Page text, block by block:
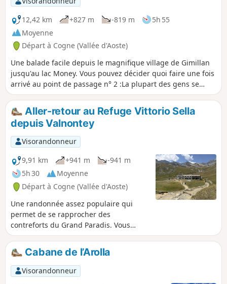
12,42 km
+827 m -819 m
5h 55
Moyenne
Départ à Cogne (Vallée d'Aoste)
Une balade facile depuis le magnifique village de Gimillan
jusqu'au lac Money. Vous pouvez décider quoi faire une fois
arrivé au point de passage n° 2 :La plupart des gens se
rendent à pied aux Laghi di Lussert, qui sont également
très beaux, mais cela représente une heure de marche
supplémentaire.Je l'ai fait il y a quelques années, c'est
pourquoi nous avons marché jusqu'au Lago Money, un lac
paisible et très beau.
Aller-retour au Refuge Vittorio Sella
depuis Valnontey
Visorandonneur
9,91 km
+941 m
-941 m
5h 30
Moyenne
Départ à Cogne (Vallée d'Aoste)
Une randonnée assez populaire qui
permet de se rapprocher des
contreforts du Grand Paradis. Vous
pourrez voir des bouquetins si vous
avez de la chance !
Cabane de l’Arolla
Visorandonneur